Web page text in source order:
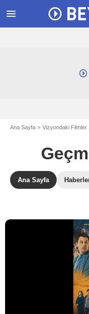
menu
Ana Sayfa Vizyondaki Filmler
Ana Sayfa